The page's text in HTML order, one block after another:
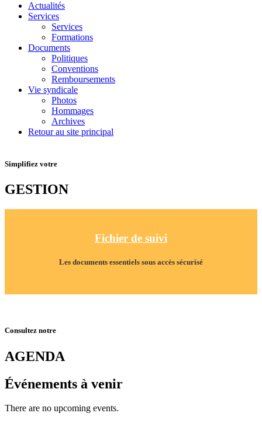
Actualités
Services
Services
Formations
Documents
Politiques
Conventions
Remboursements
Vie syndicale
Photos
Hommages
Archives
Retour au site principal
Simplifiez votre
GESTION
Fichier de suivi
Les documents essentiels sous accès sécurisé
Consultez notre
AGENDA
Événements à venir
There are no upcoming events.